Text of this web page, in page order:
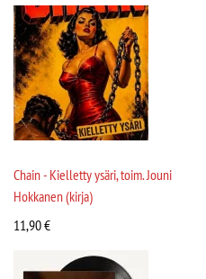
Chain - Kielletty ysäri, toim. Jouni
Hokkanen (kirja)
11,90€